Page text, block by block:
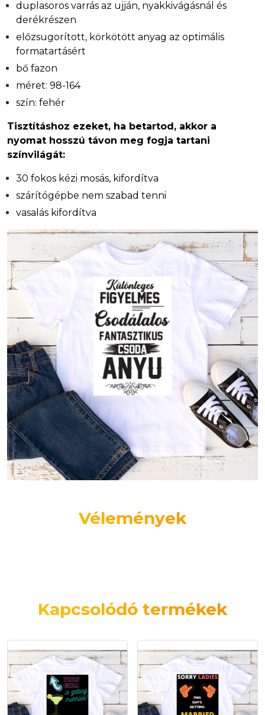
duplasoros varrás az ujján, nyakkivágásnál és
derékrészen
előzsugorított, körkötött anyag az optimális
formatartásért
bő fazon
méret: 98-164
szín: fehér
Tisztításhoz ezeket, ha betartod, akkor a
nyomat hosszú távon meg fogja tartani
színvilágát:
30 fokos kézi mosás, kifordítva
szárítógépbe nem szabad tenni
vasalás kifordítva
Vélemények
Kapcsolódó termékek